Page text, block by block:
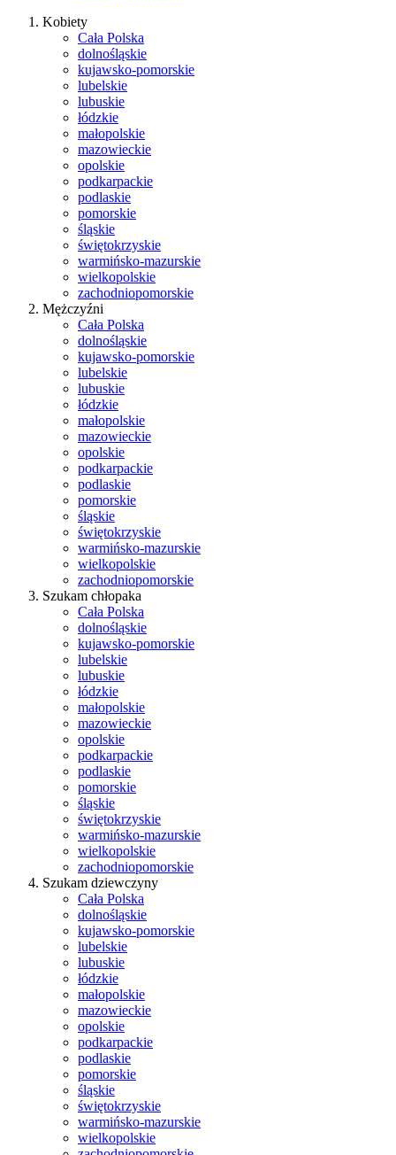
Kobiety
Cała Polska
dolnośląskie
kujawsko-pomorskie
lubelskie
lubuskie
łódzkie
małopolskie
mazowieckie
opolskie
podkarpackie
podlaskie
pomorskie
śląskie
świętokrzyskie
warmińsko-mazurskie
wielkopolskie
zachodniopomorskie
Mężczyźni
Cała Polska
dolnośląskie
kujawsko-pomorskie
lubelskie
lubuskie
łódzkie
małopolskie
mazowieckie
opolskie
podkarpackie
podlaskie
pomorskie
śląskie
świętokrzyskie
warmińsko-mazurskie
wielkopolskie
zachodniopomorskie
Szukam chłopaka
Cała Polska
dolnośląskie
kujawsko-pomorskie
lubelskie
lubuskie
łódzkie
małopolskie
mazowieckie
opolskie
podkarpackie
podlaskie
pomorskie
śląskie
świętokrzyskie
warmińsko-mazurskie
wielkopolskie
zachodniopomorskie
Szukam dziewczyny
Cała Polska
dolnośląskie
kujawsko-pomorskie
lubelskie
lubuskie
łódzkie
małopolskie
mazowieckie
opolskie
podkarpackie
podlaskie
pomorskie
śląskie
świętokrzyskie
warmińsko-mazurskie
wielkopolskie